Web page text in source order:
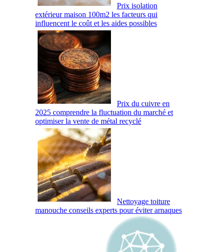
Prix isolation
extérieur maison 100m2 les facteurs qui
influencent le coût et les aides possibles
Prix du cuivre en
2025 comprendre la fluctuation du marché et
optimiser la vente de métal recyclé
Nettoyage toiture
manouche conseils experts pour éviter arnaques